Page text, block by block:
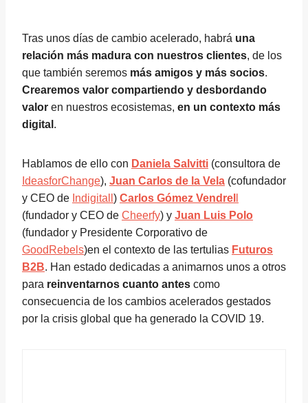
Tras unos días de cambio acelerado, habrá una
relación más madura con nuestros clientes, de los
que también seremos más amigos y más socios.
Crearemos valor compartiendo y desbordando
valor en nuestros ecosistemas, en un contexto más
digital .
Hablamos de ello con Daniela Salvitti (consultora de
IdeasforChange), Juan Carlos de la Vela (cofundador
y CEO de Indigitall ) Carlos Gómez Vendrel
(fundador y CEO de Cheerfy) y Juan Luis Polo
(fundador y Presidente Corporativo de
GoodRebels)en el contexto de las tertulias Futuros
B2B. Han estado dedicadas a animarnos unos a otros
para reinventarnos cuanto antes como
consecuencia de los cambios acelerados gestados
por la crisis global que ha generado la COVID 19.